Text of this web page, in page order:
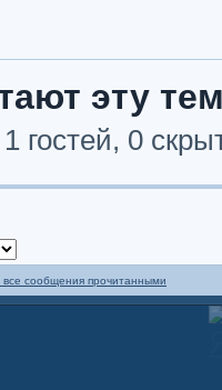
эту
гостей, 0
все сообщения прочитанными